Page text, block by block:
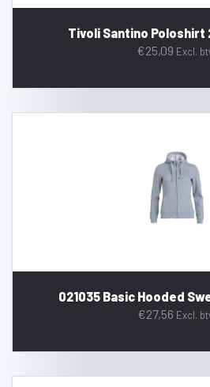
Tivoli Santino
€25,09 Excl.
021035 Basic Hooded
€27,56 Excl.